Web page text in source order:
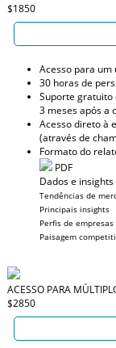
$1850
Acesso para um
30 horas de
Suporte gratuito
3 meses após a
Acesso direto à
(através de
Formato do
PDF
Dados e
Tendências de
Principais insights
Perfis de empresas
Paisagem
ACESSO PARA
$2850